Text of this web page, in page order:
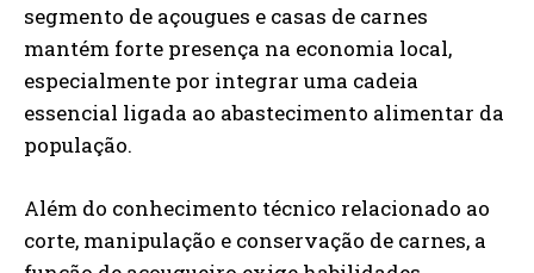
segmento de açougues e casas de carnes
mantém forte presença na economia local,
especialmente por integrar uma cadeia
essencial ligada ao abastecimento alimentar da
população.
Além do conhecimento técnico relacionado ao
corte, manipulação e conservação de carnes, a